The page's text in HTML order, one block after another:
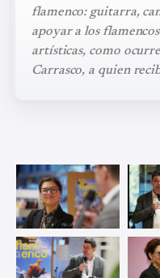
flamenco: guitarra,
apoyar a los
artísticas, como
Carrasco, a quien